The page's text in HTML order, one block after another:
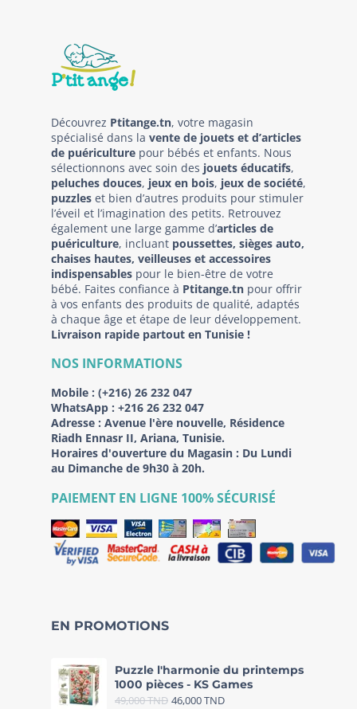
Découvrez Ptitange.tn, votre magasin
spécialisé dans la vente de jouets et d’articles
de puériculture pour bébés et enfants. Nous
sélectionnons avec soin des jouets éducatifs,
peluches douces, jeux en bois, jeux de société,
puzzles et bien d’autres produits pour stimuler
l’éveil et l’imagination des petits. Retrouvez
également une large gamme d’articles de
puériculture, incluant poussettes, sièges auto,
chaises hautes, veilleuses et accessoires
indispensables pour le bien-être de votre
bébé. Faites confiance à Ptitange.tn pour offrir
à vos enfants des produits de qualité, adaptés
à chaque âge et étape de leur développement.
Livraison rapide partout en Tunisie !
NOS INFORMATIONS
Mobile : (+216) 26 232 047
WhatsApp : +216 26 232 047
Adresse : Avenue l'ère nouvelle, Résidence
Riadh Ennasr II, Ariana, Tunisie.
Horaires d'ouverture du Magasin : Du Lundi
au Dimanche de 9h30 à 20h.
PAIEMENT EN LIGNE 100% SÉCURISÉ
EN PROMOTIONS
Puzzle l'harmonie du printemps
1000 pièces - KS Games
49,000TND 46,000TND